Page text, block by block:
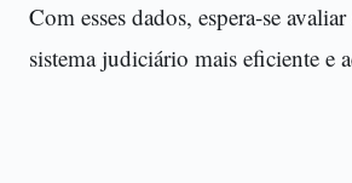
Com esses dados, espera-se
sistema judiciário mais eficiente e